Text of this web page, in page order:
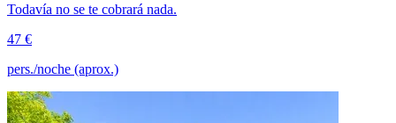
Todavía no se te cobrará nada.
47 €
pers./noche (aprox.)